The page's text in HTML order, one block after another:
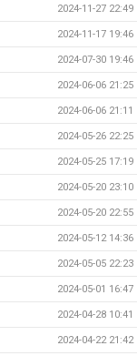
2024-11-27 22:49
2024-11-17 19:46
2024-07-30 19:46
2024-06-06 21:25
2024-06-06 21:11
2024-05-26 22:25
2024-05-25 17:19
2024-05-20 23:10
2024-05-20 22:55
2024-05-12 14:36
2024-05-05 22:23
2024-05-01 16:47
2024-04-28 10:41
2024-04-22 21:42